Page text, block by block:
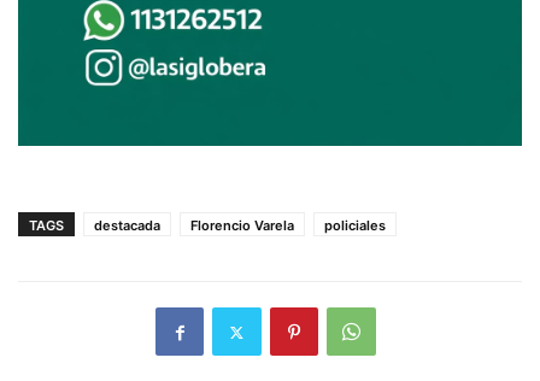
TAGS destacada Florencio Varela policiales